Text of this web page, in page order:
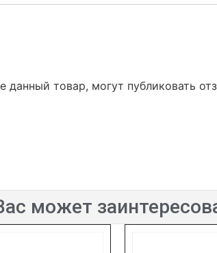
данный товар, могут публиковать
может